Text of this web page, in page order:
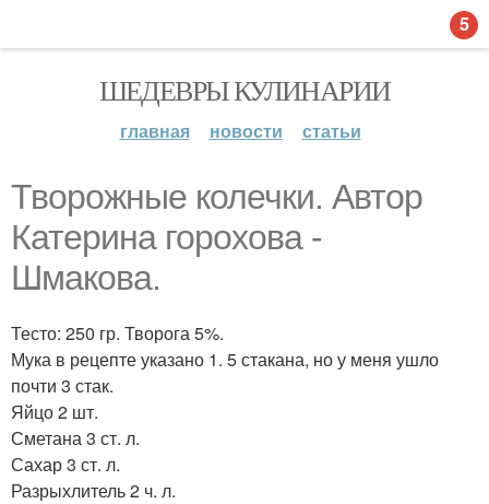
ШЕДЕВРЫ КУЛИНАРИИ
главная новости статьи
Творожные колечки. Автор
Катерина горохова -
Шмакова.
Тесто: 250 гр. Творога 5%.
Мука в рецепте указано 1. 5 стакана, но у меня ушло
почти 3 стак.
Яйцо 2 шт.
Сметана 3 ст. л.
Сахар 3 ст. л.
Разрыхлитель 2 ч. л.
5